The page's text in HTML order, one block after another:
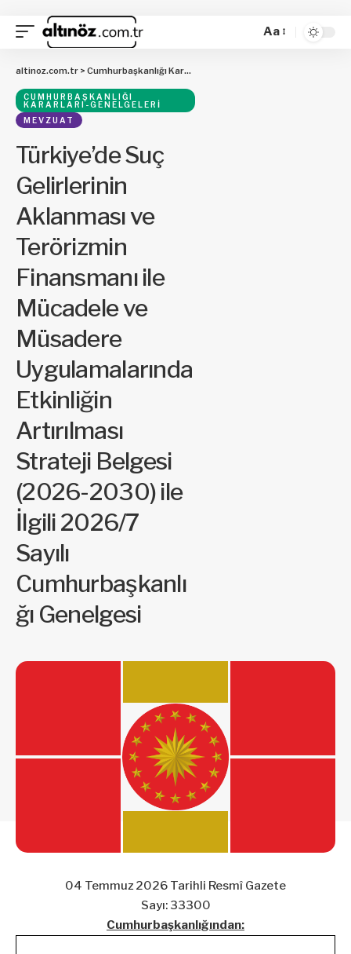
Aa
altinoz.com.tr > Cumhurbaşkanlığı Kararları-Genelgeleri
CUMHURBAŞKANLIĞI
KARARLARI-GENELGELERI
MEVZUAT
Türkiye’de Suç
Gelirlerinin
Aklanması ve
Terörizmin
Finansmanı ile
Mücadele ve
Müsadere
Uygulamalarında
Etkinliğin
Artırılması
Strateji Belgesi
(2026-2030) ile
İlgili 2026/7
Sayılı
Cumhurbaşkanlı
ğı Genelgesi
04 Temmuz 2026 Tarihli Resmî Gazete
Sayı: 33300
Cumhurbaşkanlığından: